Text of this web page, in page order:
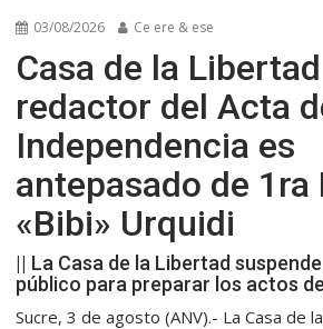
03/08/2026 Ce ere & ese
Casa de la
redactor del Acta
Independencia es
antepasado de 1ra
«Bibi» Urquidi
|| La Casa de la Libertad
público para preparar los actos
Sucre, 3 de agosto (ANV).- La Casa de